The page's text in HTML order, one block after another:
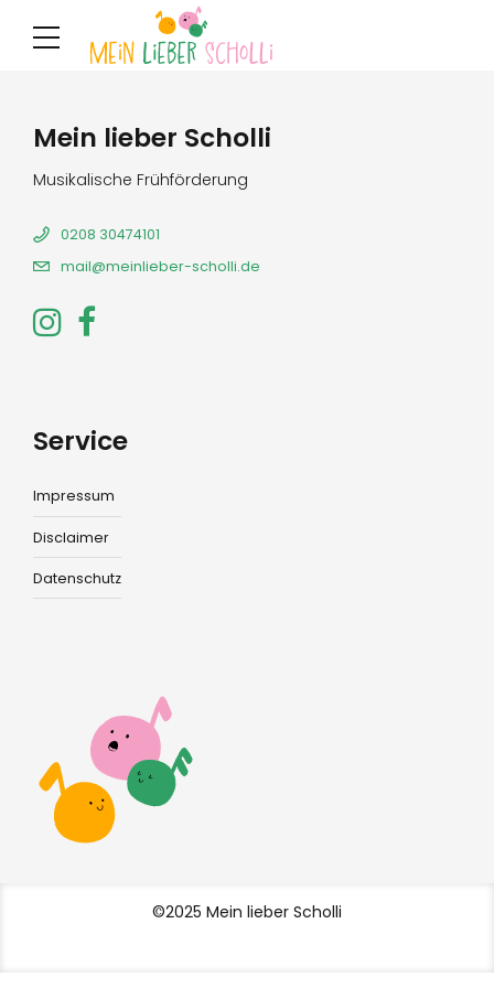
Mein lieber Scholli
Musikalische Frühförderung
0208 30474101
mail@meinlieber-scholli.de
Service
Impressum
Disclaimer
Datenschutz
©2025 Mein lieber Scholli